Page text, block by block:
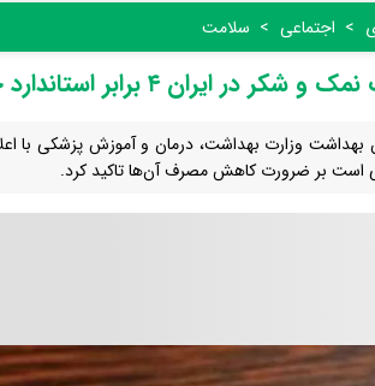
اجتماعی سلامت
در ایران ۴ برابر استاندارد جهانی
بهداشت وزارت بهداشت، درمان و آموزش پزشکی با
است بر ضرورت کاهش مصرف آن‌ها تاکید کرد.